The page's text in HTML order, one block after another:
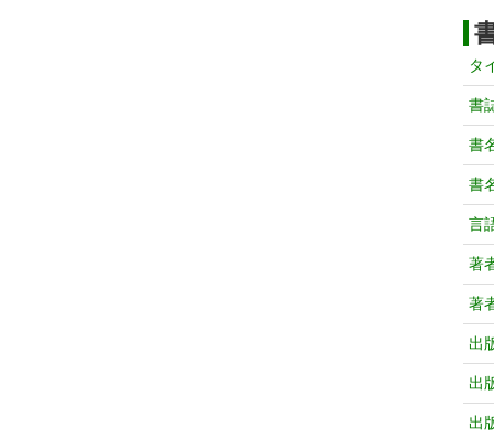
タ
書
書
書
言
著
著
出
出
出